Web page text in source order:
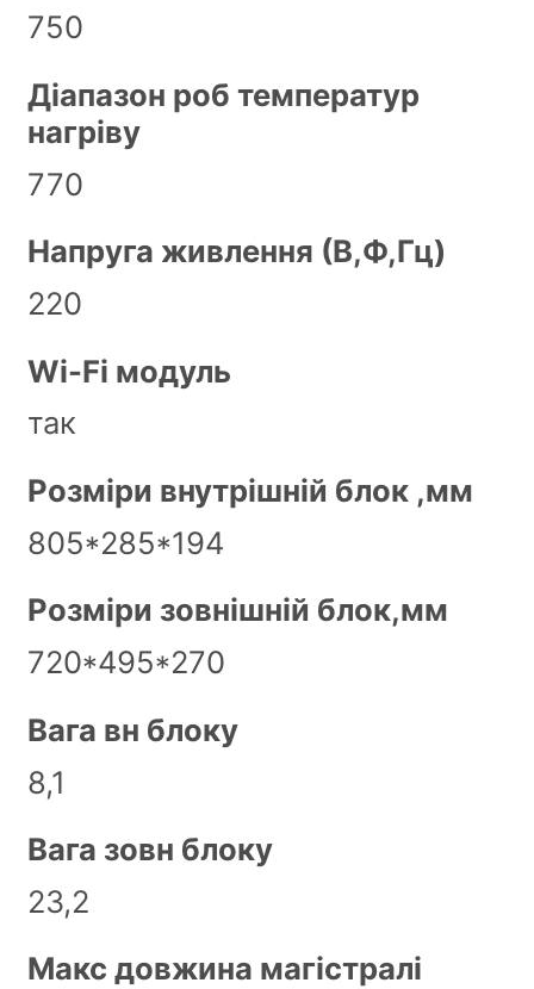
750
Діапазон роб температур
нагріву
770
Напруга живлення (В,Ф,Гц)
220
Wi-Fi модуль
так
Розміри внутрішній блок ,мм
805*285*194
Розміри зовнішній блок,мм
720*495*270
Вага вн блоку
8,1
Вага зовн блоку
23,2
Макс довжина магістралі